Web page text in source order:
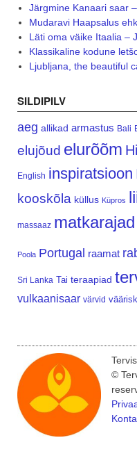
Järgmine Kanaari saar
Mudaravi Haapsalus
Läti oma väike Itaalia –
Klassikaline kodune
Ljubljana, the beautiful
SILDIPILV
aeg allikad armastus Bali
elujõud elurõõm
English inspiratsioon
kooskõla küllus Küpros
massaaz matkarajad
Poola Portugal raamat
Sri Lanka Tai teraapiad
vulkaanisaar värvid
©